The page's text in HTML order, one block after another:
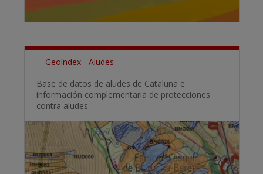
Geoíndex - Aludes
Base de datos de aludes de Cataluña e
información complementaria de protecciones
contra aludes